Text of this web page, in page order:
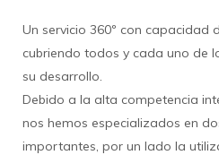
Un servicio 360º con capacidad
cubriendo todos y cada uno de
su desarrollo.
Debido a la alta competencia
nos hemos especializados en
importantes, por un lado la